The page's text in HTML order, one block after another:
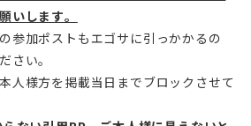
いします。
参加ポストもエゴサに引っかかるの
さい。
人様方を掲載当日までブロックさせて